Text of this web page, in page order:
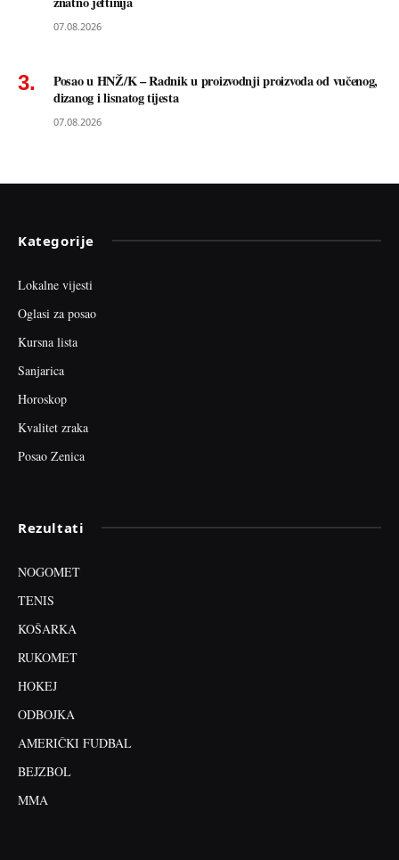
07.08.2026
Posao u HNŽ/K – Radnik u proizvodnji proizvoda od vučenog,
dizanog i lisnatog tijesta
07.08.2026
Kategorije
Lokalne vijesti
Oglasi za posao
Kursna lista
Sanjarica
Horoskop
Kvalitet zraka
Posao Zenica
Rezultati
NOGOMET
TENIS
KOŠARKA
RUKOMET
HOKEJ
ODBOJKA
AMERIČKI FUDBAL
BEJZBOL
MMA